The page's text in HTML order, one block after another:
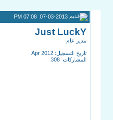
Just LuckY
مدير عام
تاريخ التسجيل: Apr 2012
المشاركات: 308